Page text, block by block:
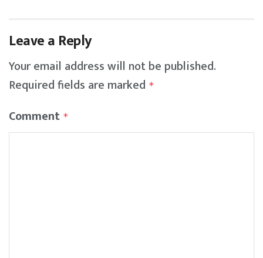
Leave a Reply
Your email address will not be published.
Required fields are marked *
Comment *